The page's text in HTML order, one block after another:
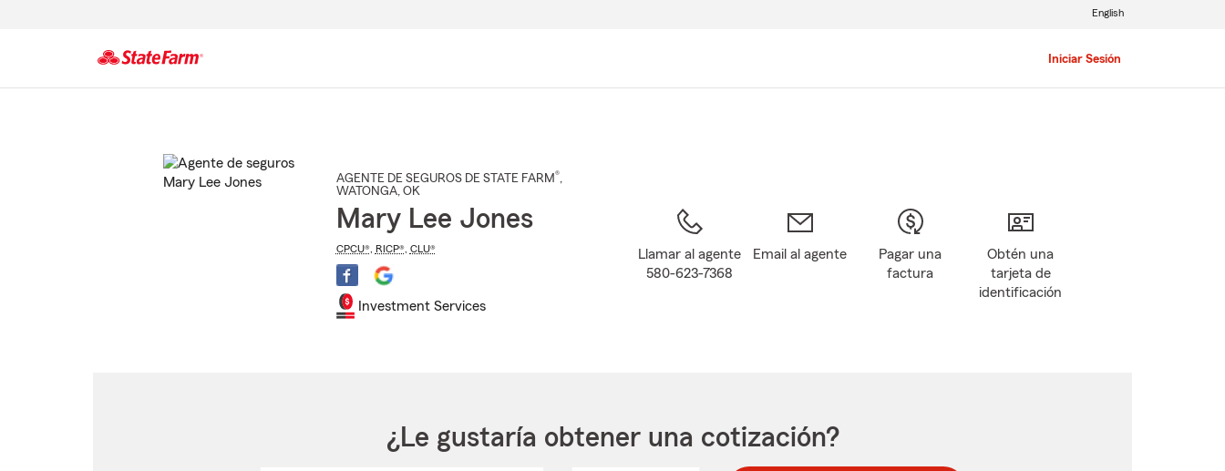
Iniciar Sesión
English
AGENTE DE SEGUROS DE STATE FARM®,
WATONGA, OK
Mary Lee Jones
CPCU®, RICP®, CLU®
Investment Services
Llamar al agente
580-623-7368
Email al agente
Pagar una
factura
Obtén una
tarjeta de
identificación
¿Le gustaría obtener una cotización?